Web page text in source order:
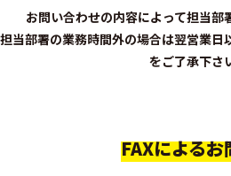
お問い合わせの内容によって担当部
担当部署の業務時間外の場合は翌営業日
をご了承下さ
FAXによるお